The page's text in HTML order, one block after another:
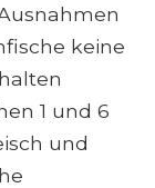
keine
1 und 6
und